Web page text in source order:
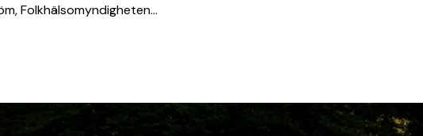
Folkhälsomyndigheten…